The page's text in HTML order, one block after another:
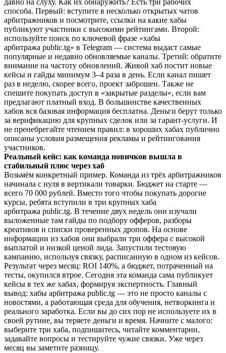
давно на слуху. Как их обнаружить? Есть три рабочих
способа. Первый: вступите в несколько открытых чатов
арбитражников и посмотрите, ссылки на какие хабы
публикуют участники с высокими рейтингами. Второй:
используйте поиск по ключевой фразе «хабы
арбитража public.tg» в Telegram — система выдаст самые
популярные и недавно обновляемые каналы. Третий: обратите
внимание на частоту обновлений. Живой хаб постит новые
кейсы и гайды минимум 3–4 раза в день. Если канал пишет
раз в неделю, скорее всего, проект заброшен. Также не
спешите покупать доступ в «закрытые разделы», если вам
предлагают платный вход. В большинстве качественных
хабов вся базовая информация бесплатна. Деньги берут только
за верификацию для крупных сделок или за гарант-услуги. И
не пренебрегайте чтением правил: в хороших хабах публично
описаны условия размещения рекламы и рейтингования
участников.
Реальный кейс: как команда новичков вышла в
стабильный плюс через хаб
Возьмём конкретный пример. Команда из трёх арбитражников
начинала с нуля в вертикали товарки. Бюджет на старте —
всего 70 000 рублей. Вместо того чтобы покупать дорогие
курсы, ребята вступили в три крупных хаба
арбитража public.tg. В течение двух недель они изучали
выложенные там гайды по подбору офферов, разборы
креативов и списки проверенных дропов. На основе
информации из хабов они выбрали три оффера с высокой
выплатой и низкой ценой лида. Запустили тестовую
кампанию, используя связку, расписанную в одном из кейсов.
Результат через месяц: ROI 140%, а бюджет, потраченный на
тесты, окупился втрое. Сегодня эта команда сама публикует
кейсы в тех же хабах, формируя экспертность. Главный
вывод: хабы арбитража public.tg — это не просто каналы с
новостями, а работающая среда для обучения, нетворкинга и
реального заработка. Если вы до сих пор не используете их в
своей рутине, вы теряете деньги и время. Начните с малого:
выберите три хаба, подпишитесь, читайте комментарии,
задавайте вопросы и тестируйте чужие связки. Уже через
месяц вы заметите разницу.